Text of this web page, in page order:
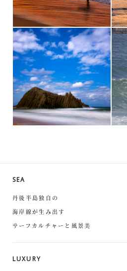
SEA
丹後半島独自の
海岸線が生み出す
サーフカルチャーと風景美
LUXURY